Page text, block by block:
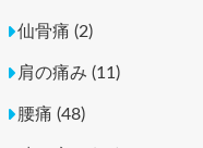
仙骨痛 (2)
肩の痛み (11)
腰痛 (48)